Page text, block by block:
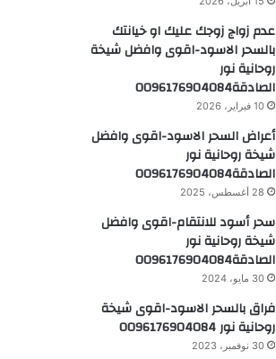
عدم زواج زوجك عليك او خيانتك
بالسحر الاسود-اقوى وافضل شيخة
روحانية نور
الصادقة0096176904084
10 فبراير، 2026
أعراض السحر الاسود-اقوى وافضل
شيخة روحانية نور
الصادقة0096176904084
28 أغسطس، 2025
سحر أسود للانتقام-اقوى وافضل
شيخة روحانية نور
الصادقة0096176904084
30 مايو، 2024
فراق بالسحر الاسود-اقوى شيخة
روحانية نور 0096176904084
30 نوفمبر، 2023